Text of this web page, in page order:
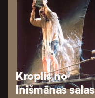
Kroplis no
Inišmānas salas